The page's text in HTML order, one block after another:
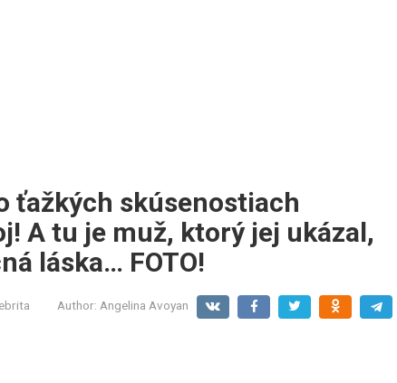
ťažkých skúsenostiach
A tu je muž, ktorý jej ukázal,
láska… FOTO!
Author: Angelina Avoyan